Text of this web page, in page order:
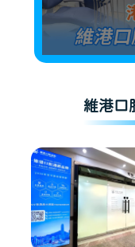
維港口